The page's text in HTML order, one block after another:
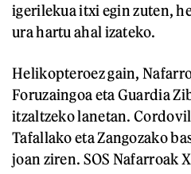
igerilekua itxi egin zuten,
ura hartu ahal izateko.
Helikopteroez gain,
Foruzaingoa eta Guardia
itzaltzeko lanetan.
Tafallako eta Zangozako
joan ziren. SOS Nafarroak